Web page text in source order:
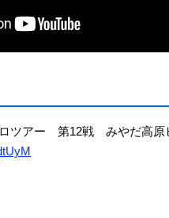
ツアー 第12戦 みやだ高原